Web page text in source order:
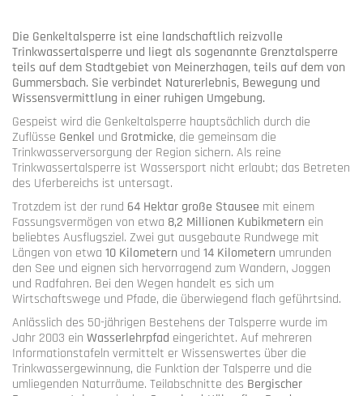
Die Genkeltalsperre ist eine landschaftlich reizvolle
Trinkwassertalsperre und liegt als sogenannte Grenztalsperre
teils auf dem Stadtgebiet von Meinerzhagen, teils auf dem von
Gummersbach. Sie verbindet Naturerlebnis, Bewegung und
Wissensvermittlung in einer ruhigen Umgebung.
Gespeist wird die Genkeltalsperre hauptsächlich durch die
Zuflüsse Genkel und Grotmicke, die gemeinsam die
Trinkwasserversorgung der Region sichern. Als reine
Trinkwassertalsperre ist Wassersport nicht erlaubt; das Betreten
des Uferbereichs ist untersagt.
Trotzdem ist der rund 64 Hektar große Stausee mit einem
Fassungsvermögen von etwa 8,2 Millionen Kubikmetern ein
beliebtes Ausflugsziel. Zwei gut ausgebaute Rundwege mit
Längen von etwa 10 Kilometern und 14 Kilometern umrunden
den See und eignen sich hervorragend zum Wandern, Joggen
und Radfahren. Bei den Wegen handelt es sich um
Wirtschaftswege und Pfade, die überwiegend flach geführtsind.
Anlässlich des 50-jährigen Bestehens der Talsperre wurde im
Jahr 2003 ein Wasserlehrpfad eingerichtet. Auf mehreren
Informationstafeln vermittelt er Wissenswertes über die
Trinkwassergewinnung, die Funktion der Talsperre und die
umliegenden Naturräume. Teilabschnitte des Bergischer